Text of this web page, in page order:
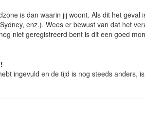
is dan waarin jij woont. Als dit het
enz.). Wees er bewust van dat het
niet geregistreerd bent is dit een goed
ingevuld en de tijd is nog steeds anders,